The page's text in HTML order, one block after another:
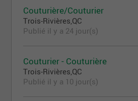
Couturière/Couturier
Trois-Rivières,QC
Publié il y a 24 jour(s)
Couturier - Couturière
Trois-Rivières,QC
Publié il y a 10 jour(s)